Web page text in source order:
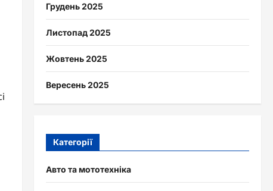
Грудень 2025
Листопад 2025
Жовтень 2025
Вересень 2025
Категорії
Авто та мототехніка